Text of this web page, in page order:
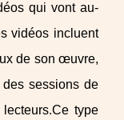
qui vont au-
vidéos incluent
de son œuvre,
sessions de
type